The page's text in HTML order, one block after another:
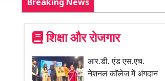
Breaking News
शिक्षा और रोजगार
आर.डी. एंड एस.एच.
नेशनल कॉलेज में अंगदान